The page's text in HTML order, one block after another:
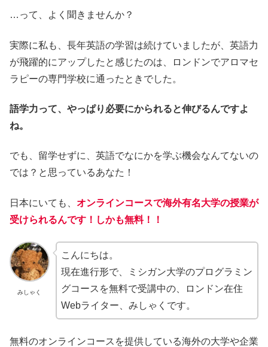
…って、よく聞きませんか？
実際に私も、長年英語の学習は続けていましたが、英語力
が飛躍的にアップしたと感じたのは、ロンドンでアロマセ
ラピーの専門学校に通ったときでした。
語学力って、やっぱり必要にかられると伸びるんですよ
ね。
でも、留学せずに、英語でなにかを学ぶ機会なんてないの
では？と思っているあなた！
日本にいても、 オンラインコースで海外有名大学の授業が
受けられるんです！しかも無料！！
みしゃく
こんにちは。
現在進行形で、ミシガン大学のプログラミン
グコースを無料で受講中の、ロンドン在住
Webライター、みしゃくです。
無料のオンラインコースを提供している海外の大学や企業